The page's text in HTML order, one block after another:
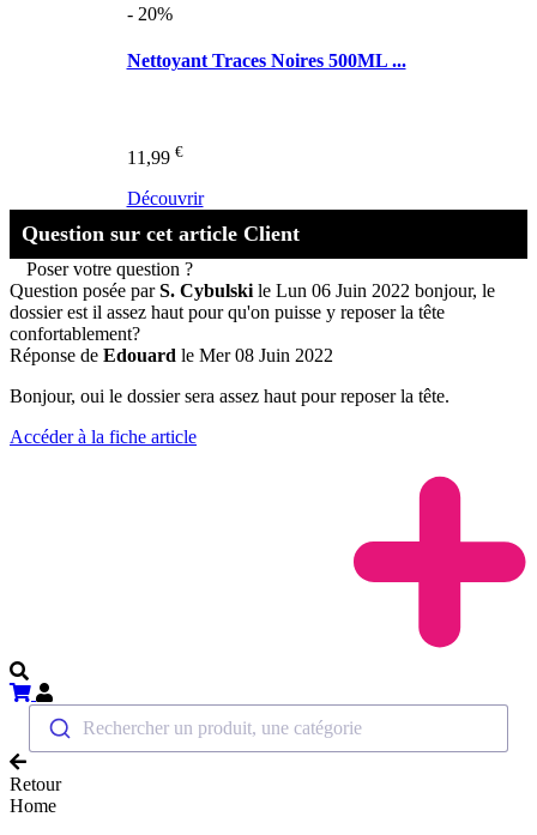
- 20%
Nettoyant Traces Noires 500ML ...
11,99 €
Découvrir
Question sur cet article Client
Poser votre question ?
Question posée parS. Cybulski le Lun 06 Juin 2022 bonjour, le
dossier est il assez haut pour qu'on puisse y reposer la tête
confortablement?
Réponse de Edouard le Mer 08 Juin 2022
Bonjour, oui le dossier sera assez haut pour reposer la tête.
Accéder à la fiche article
Rechercher un produit, une catégorie
Retour
Home